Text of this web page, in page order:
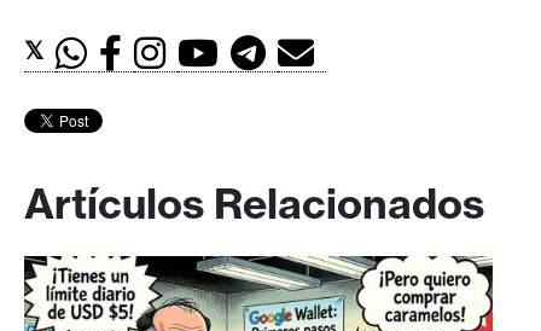
𝕏
Artículos Relacionados